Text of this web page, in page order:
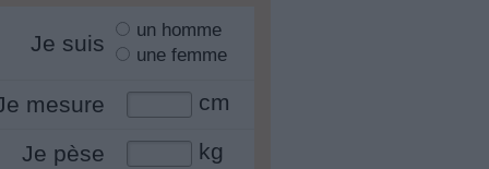
Je suis
un homme
une femme
mesure cm
Je pèse
kg